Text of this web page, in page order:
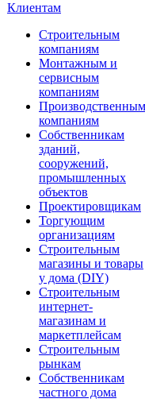
Клиентам
Строительным
компаниям
Монтажным и
сервисным
компаниям
Производственным
компаниям
Собственникам
зданий,
сооружений,
промышленных
объектов
Проектировщикам
Торгующим
организациям
Строительным
магазины и товары
у дома (DIY)
Строительным
интернет-
магазинам и
маркетплейсам
Строительным
рынкам
Собственникам
частного дома